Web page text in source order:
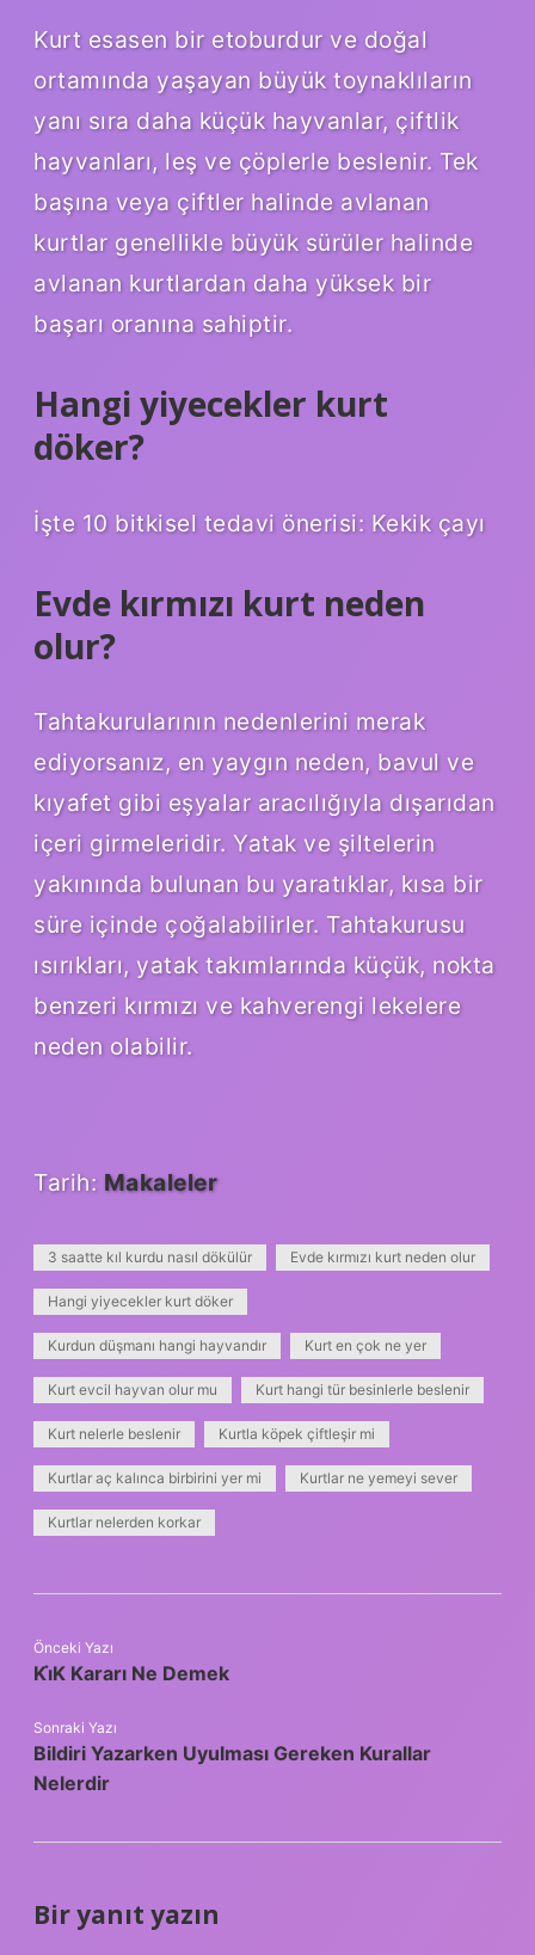
Kurt esasen bir etoburdur ve doğal
ortamında yaşayan büyük toynaklıların
yanı sıra daha küçük hayvanlar, çiftlik
hayvanları, leş ve çöplerle beslenir. Tek
başına veya çiftler halinde avlanan
kurtlar genellikle büyük sürüler halinde
avlanan kurtlardan daha yüksek bir
başarı oranına sahiptir.
Hangi yiyecekler kurt
döker?
İşte 10 bitkisel tedavi önerisi: Kekik çayı
Evde kırmızı kurt neden
olur?
Tahtakurularının nedenlerini merak
ediyorsanız, en yaygın neden, bavul ve
kıyafet gibi eşyalar aracılığıyla dışarıdan
içeri girmeleridir. Yatak ve şiltelerin
yakınında bulunan bu yaratıklar, kısa bir
süre içinde çoğalabilirler. Tahtakurusu
ısırıkları, yatak takımlarında küçük, nokta
benzeri kırmızı ve kahverengi lekelere
neden olabilir.
Tarih: Makaleler
3 saatte kıl kurdu nasıl dökülür Evde kırmızı kurt neden olur
Hangi yiyecekler kurt döker
Kurdun düşmanı hangi hayvandır Kurt en çok ne yer
Kurt evcil hayvan olur mu Kurt hangi tür besinlerle beslenir
Kurt nelerle beslenir Kurtla köpek çiftleşir mi
Kurtlar aç kalınca birbirini yer mi Kurtlar ne yemeyi sever
Kurtlar nelerden korkar
Önceki Yazı
Ki̇K Kararı Ne Demek
Sonraki Yazı
Bildiri Yazarken Uyulması Gereken Kurallar
Nelerdir
Bir yanıt yazın